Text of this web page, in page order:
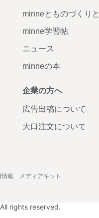
minneとものづくりと
minne学習帖
ニュース
minneの本
企業の方へ
広告出稿について
大口注文について
情報 メディアキット
rights reserved.